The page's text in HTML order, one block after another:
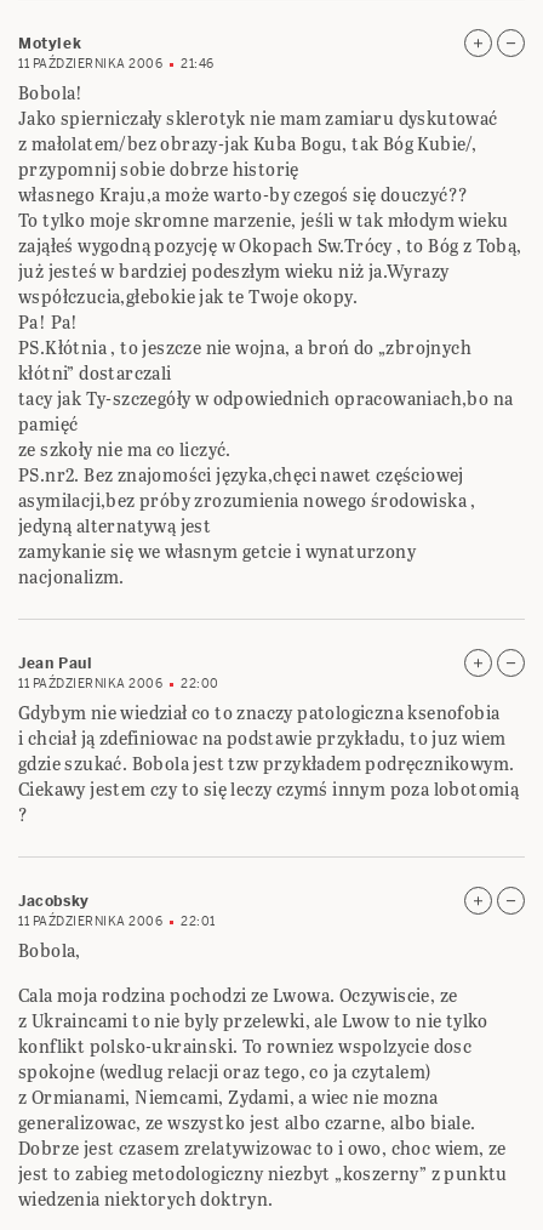
Motylek
11 PAŹDZIERNIKA 2006 21:46
Bobola!
Jako spierniczały sklerotyk nie mam zamiaru dyskutować
z małolatem/bez obrazy-jak Kuba Bogu, tak Bóg Kubie/,
przypomnij sobie dobrze historię
własnego Kraju,a może warto-by czegoś się douczyć??
To tylko moje skromne marzenie, jeśli w tak młodym wieku
zająłeś wygodną pozycję w Okopach Sw.Trócy , to Bóg z Tobą,
już jesteś w bardziej podeszłym wieku niż ja.Wyrazy
współczucia,głebokie jak te Twoje okopy.
Pa! Pa!
PS.Kłótnia , to jeszcze nie wojna, a broń do „zbrojnych
kłótni” dostarczali
tacy jak Ty-szczegóły w odpowiednich opracowaniach,bo na
pamięć
ze szkoły nie ma co liczyć.
PS.nr2. Bez znajomości języka,chęci nawet częściowej
asymilacji,bez próby zrozumienia nowego środowiska ,
jedyną alternatywą jest
zamykanie się we własnym getcie i wynaturzony
nacjonalizm.
Jean Paul
11 PAŹDZIERNIKA 2006 22:00
Gdybym nie wiedział co to znaczy patologiczna ksenofobia
i chciał ją zdefiniowac na podstawie przykładu, to juz wiem
gdzie szukać. Bobola jest tzw przykładem podręcznikowym.
Ciekawy jestem czy to się leczy czymś innym poza lobotomią
?
Jacobsky
11 PAŹDZIERNIKA 2006 22:01
Bobola,
Cala moja rodzina pochodzi ze Lwowa. Oczywiscie, ze
z Ukraincami to nie byly przelewki, ale Lwow to nie tylko
konflikt polsko-ukrainski. To rowniez wspolzycie dosc
spokojne (wedlug relacji oraz tego, co ja czytalem)
z Ormianami, Niemcami, Zydami, a wiec nie mozna
generalizowac, ze wszystko jest albo czarne, albo biale.
Dobrze jest czasem zrelatywizowac to i owo, choc wiem, ze
jest to zabieg metodologiczny niezbyt „koszerny” z punktu
wiedzenia niektorych doktryn.